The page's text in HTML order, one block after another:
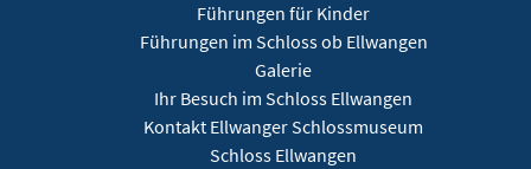
Führungen für Kinder
Führungen im Schloss ob Ellwangen
Galerie
Ihr Besuch im Schloss Ellwangen
Kontakt Ellwanger Schlossmuseum
Schloss Ellwangen